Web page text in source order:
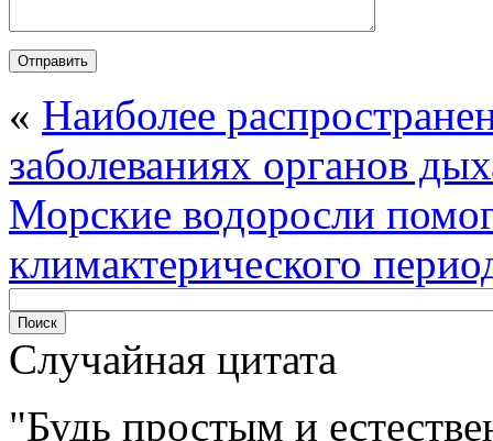
« Наиболее
заболеваниях органов
Морские водоросли
климактерического
Случайная цитата
Будь простым и